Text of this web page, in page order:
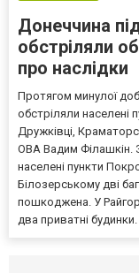
Донеччина
обстріляли
про наслідки
Протягом минулої
обстріляли населені
Дружківці,
ОВА Вадим Філашкін.
населені пункти
Білозерському дві
пошкоджена. У
два приватні